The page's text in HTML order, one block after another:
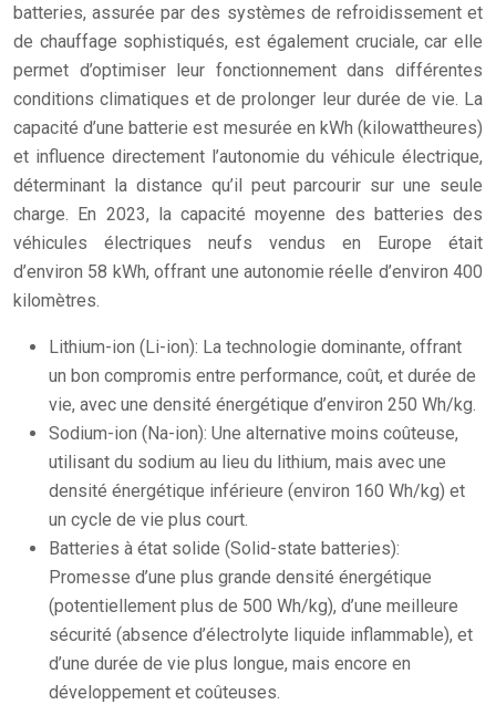
batteries, assurée par des systèmes de refroidissement et
de chauffage sophistiqués, est également cruciale, car elle
permet d’optimiser leur fonctionnement dans différentes
conditions climatiques et de prolonger leur durée de vie. La
capacité d’une batterie est mesurée en kWh (kilowattheures)
et influence directement l’autonomie du véhicule électrique,
déterminant la distance qu’il peut parcourir sur une seule
charge. En 2023, la capacité moyenne des batteries des
véhicules électriques neufs vendus en Europe était
d’environ 58 kWh, offrant une autonomie réelle d’environ 400
kilomètres.
Lithium-ion (Li-ion): La technologie dominante, offrant
un bon compromis entre performance, coût, et durée de
vie, avec une densité énergétique d’environ 250 Wh/kg.
Sodium-ion (Na-ion): Une alternative moins coûteuse,
utilisant du sodium au lieu du lithium, mais avec une
densité énergétique inférieure (environ 160 Wh/kg) et
un cycle de vie plus court.
Batteries à état solide (Solid-state batteries):
Promesse d’une plus grande densité énergétique
(potentiellement plus de 500 Wh/kg), d’une meilleure
sécurité (absence d’électrolyte liquide inflammable), et
d’une durée de vie plus longue, mais encore en
développement et coûteuses.